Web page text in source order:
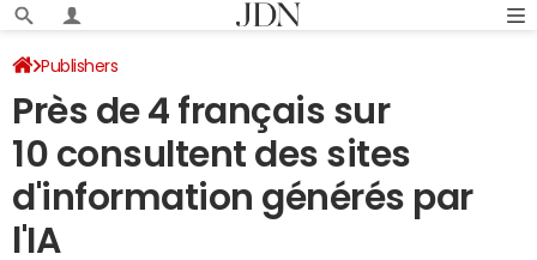
Publishers
Près de 4 français sur
10 consultent des sites
d'information générés par
l'IA